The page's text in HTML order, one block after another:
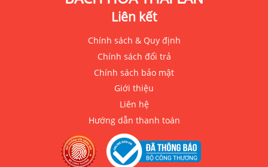
Liên kết
Chính sách & Quy định
Chính sách đổi trả
Chính sách bảo mật
Giới thiệu
Liên hệ
Hướng dẫn thanh toán